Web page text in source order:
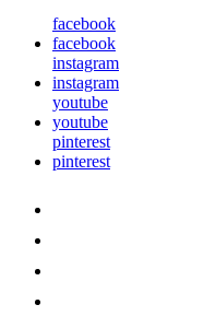
facebook
facebook
instagram
instagram
youtube
youtube
pinterest
pinterest